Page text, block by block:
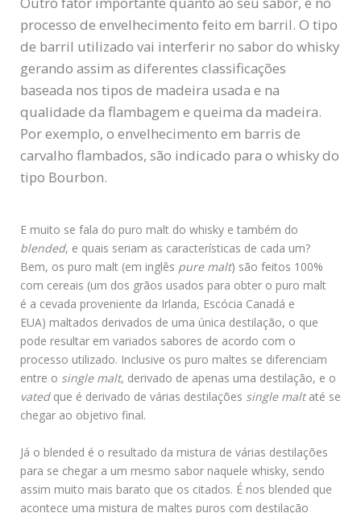
processo de envelhecimento feito em barril. O tipo
de barril utilizado vai interferir no sabor do whisky
gerando assim as diferentes classificações
baseada nos tipos de madeira usada e na
qualidade da flambagem e queima da madeira.
Por exemplo, o envelhecimento em barris de
carvalho flambados, são indicado para o whisky do
tipo Bourbon.
E muito se fala do puro malt do whisky e também do
blended, e quais seriam as características de cada um?
Bem, os puro malt (em inglês pure malt) são feitos 100%
com cereais (um dos grãos usados para obter o puro malt
é a cevada proveniente da Irlanda, Escócia Canadá e
EUA) maltados derivados de uma única destilação, o que
pode resultar em variados sabores de acordo com o
processo utilizado. Inclusive os puro maltes se diferenciam
entre o single malt, derivado de apenas uma destilação, e o
vatedque é derivado de várias destilações single maltaté se
chegar ao objetivo final.
Já o blended é o resultado da mistura de várias destilações
para se chegar a um mesmo sabor naquele whisky, sendo
assim muito mais barato que os citados. É nos blended que
acontece uma mistura de maltes puros com destilação